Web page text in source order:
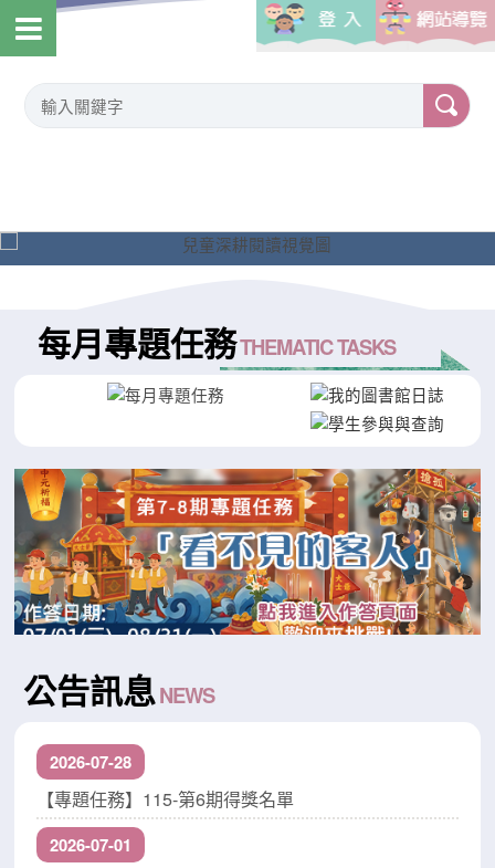
每月專題任務
公告訊息
2026-07-28
【專題任務】115-第6期得獎名單
2026-07-01